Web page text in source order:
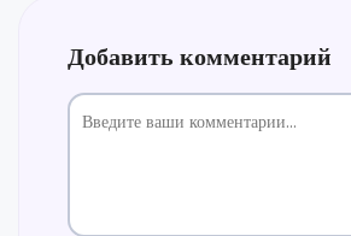
Добавить комментарий